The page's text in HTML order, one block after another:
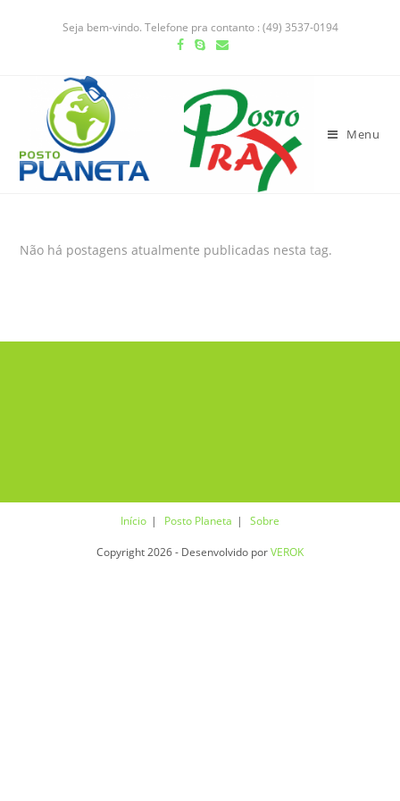
Seja bem-vindo. Telefone pra contanto : (49) 3537-0194
Menu
Não há postagens atualmente publicadas nesta tag.
Início Posto Planeta Sobre
Copyright 2026 - Desenvolvido porVEROK